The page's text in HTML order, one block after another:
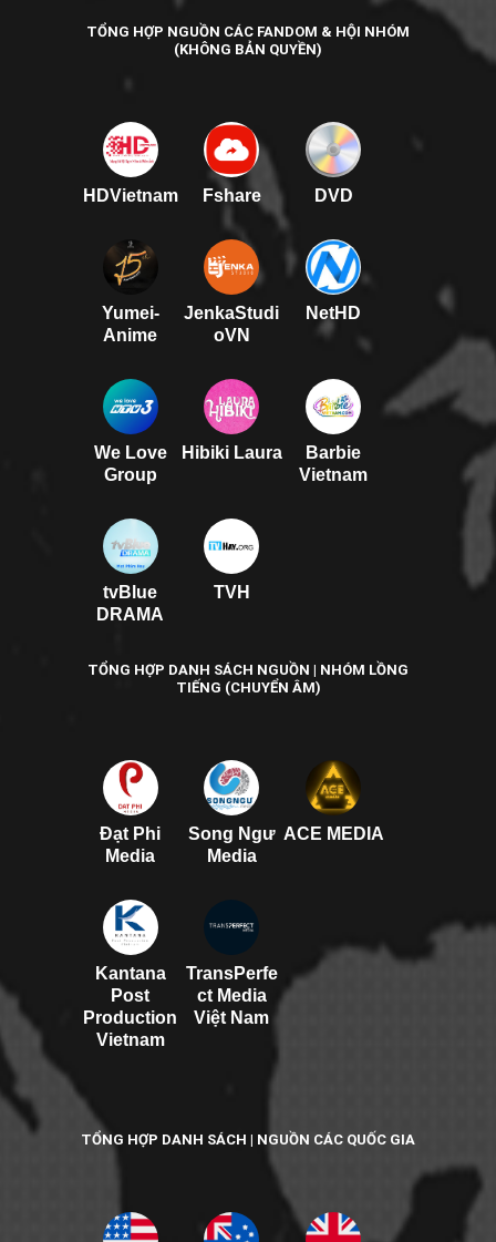
TỔNG HỢP NGUỒN CÁC FANDOM & HỘI NHÓM
(KHÔNG BẢN QUYỀN)
HDVietnam Fshare DVD
Yumei-
Anime
JenkaStudi
oVN
NetHD
We Love
Group
Hibiki Laura
Barbie
Vietnam
tvBlue
DRAMA
TVH
TỔNG HỢP DANH SÁCH NGUỒN | NHÓM LỒNG
TIẾNG (CHUYỂN ÂM)
Đạt Phi
Media
Song Ngư
Media
ACE MEDIA
Kantana
Post
Production
Vietnam
TransPerfe
ct Media
Việt Nam
TỔNG HỢP DANH SÁCH | NGUỒN CÁC QUỐC GIA